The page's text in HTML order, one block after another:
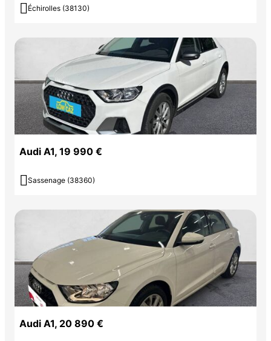
 Échirolles (38130)
Audi A1, 19 990 €
 Sassenage (38360)
Audi A1, 20 890 €